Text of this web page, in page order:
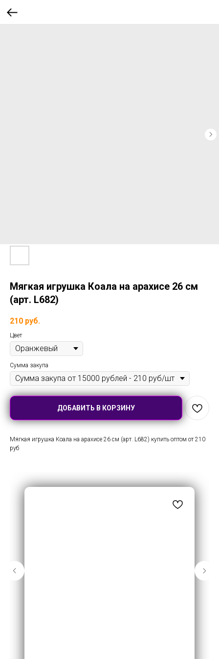
Мягкая игрушка Коала на арахисе 26 см
(арт. L682)
210 руб.
Цвет
Cумма закупа
ДОБАВИТЬ В КОРЗИНУ
Мягкая игрушка Коала на арахисе 26 см (арт. L682) купить оптом от 210
руб